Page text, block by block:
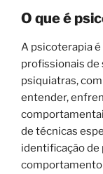
O que é
A psicoterapia
profissionais de
psiquiatras,
entender,
de técnicas
identificação de